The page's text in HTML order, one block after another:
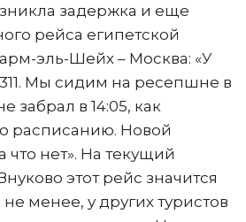
задержка и еще
рейса египетской
эль-Шейх – Москва: «У
Мы сидим на ресепшне в
забрал в 14:05, как
расписанию. Новой
нет». На текущий
этот рейс значится
менее, у других туристов